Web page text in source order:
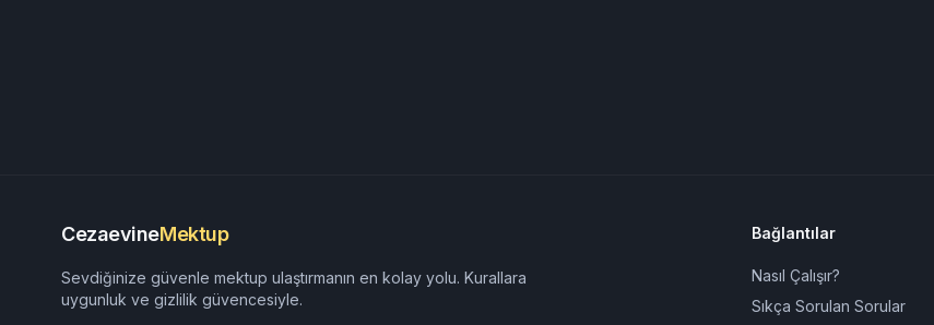
CezaevineMektup
Sevdiğinize güvenle mektup ulaştırmanın en kolay yolu. Kurallara
uygunluk ve gizlilik güvencesiyle.
Bağlantılar
Nasıl Çalışır?
Sıkça Sorulan Sorular